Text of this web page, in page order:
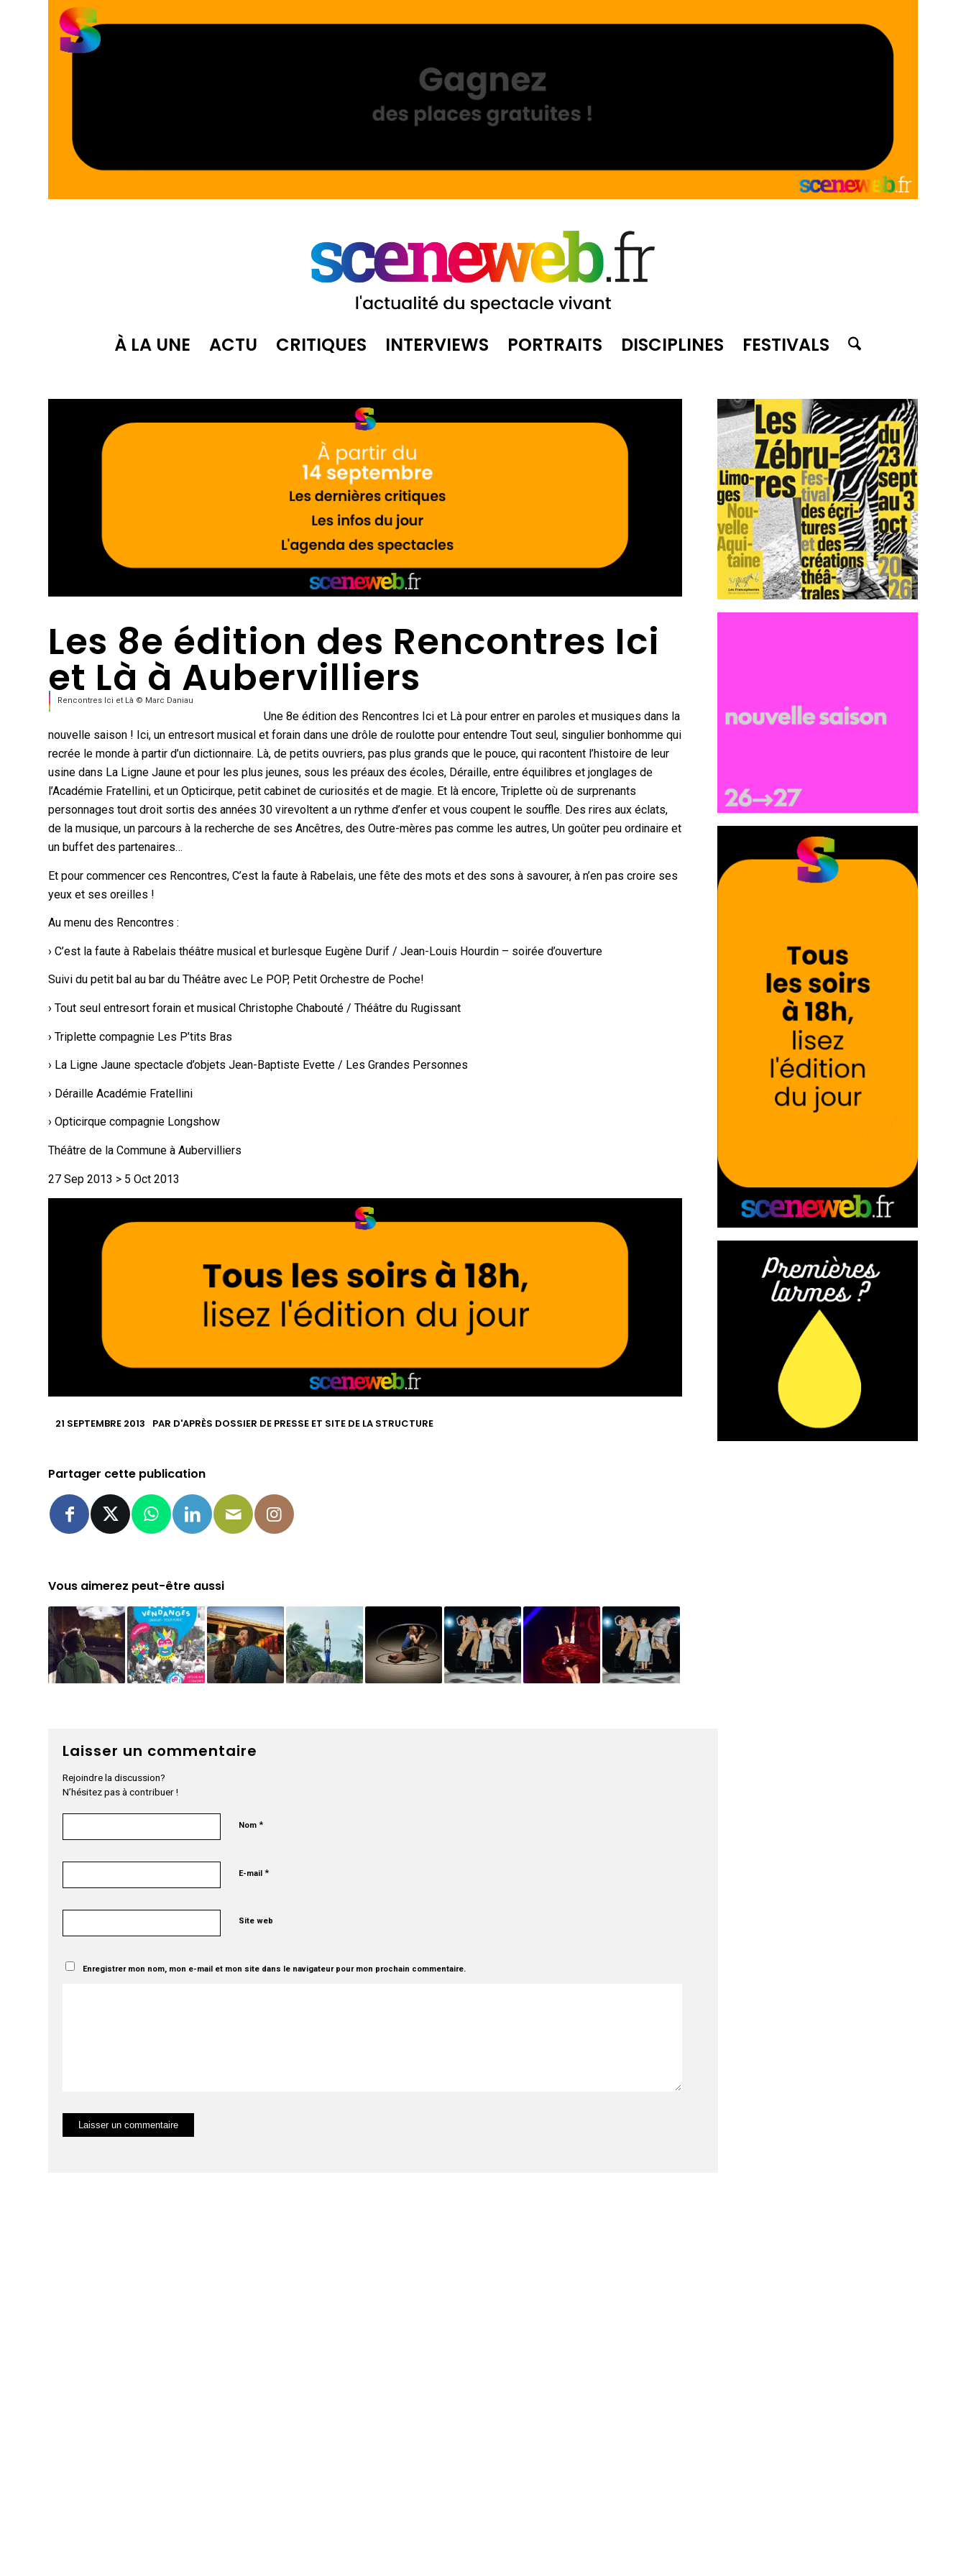
À LA UNE ACTU CRITIQUES INTERVIEWS PORTRAITS DISCIPLINES FESTIVALS
Les 8e édition des Rencontres Ici
et Là à Aubervilliers
Rencontres Ici et Là © Marc Daniau
Une 8e édition des Rencontres Ici et Là pour entrer en paroles et musiques dans la
nouvelle saison ! Ici, un entresort musical et forain dans une drôle de roulotte pour entendre Tout seul, singulier bonhomme qui
recrée le monde à partir d’un dictionnaire. Là, de petits ouvriers, pas plus grands que le pouce, qui racontent l’histoire de leur
usine dans La Ligne Jaune et pour les plus jeunes, sous les préaux des écoles, Déraille, entre équilibres et jonglages de
l’Académie Fratellini, et un Opticirque, petit cabinet de curiosités et de magie. Et là encore, Triplette où de surprenants
personnages tout droit sortis des années 30 virevoltent a un rythme d’enfer et vous coupent le souffle. Des rires aux éclats,
de la musique, un parcours à la recherche de ses Ancêtres, des Outre-mères pas comme les autres, Un goûter peu ordinaire et
un buffet des partenaires…
Et pour commencer ces Rencontres, C’est la faute à Rabelais, une fête des mots et des sons à savourer, à n’en pas croire ses
yeux et ses oreilles !
Au menu des Rencontres :
› C’est la faute à Rabelais théâtre musical et burlesque Eugène Durif / Jean-Louis Hourdin – soirée d’ouverture
Suivi du petit bal au bar du Théâtre avec Le POP, Petit Orchestre de Poche!
› ​Tout seul entresort forain et musical Christophe Chabouté / Théâtre du Rugissant
› Triplette compagnie Les P’tits Bras
› La Ligne Jaune spectacle d’objets Jean-Baptiste Evette / Les Grandes Personnes
› Déraille Académie Fratellini
› Opticirque compagnie Longshow
Théâtre de la Commune à Aubervilliers
27 Sep 2013 > 5 Oct 2013
21 SEPTEMBRE 2013 PAR D'APRÈS DOSSIER DE PRESSE ET SITE DE LA STRUCTURE
Partager cette publication
Vous aimerez peut-être aussi
Laisser un commentaire
Rejoindre la discussion?
N’hésitez pas à contribuer !
Nom*
E-mail*
Site web
Enregistrer mon nom, mon e-mail et mon site dans le navigateur pour mon prochain commentaire.